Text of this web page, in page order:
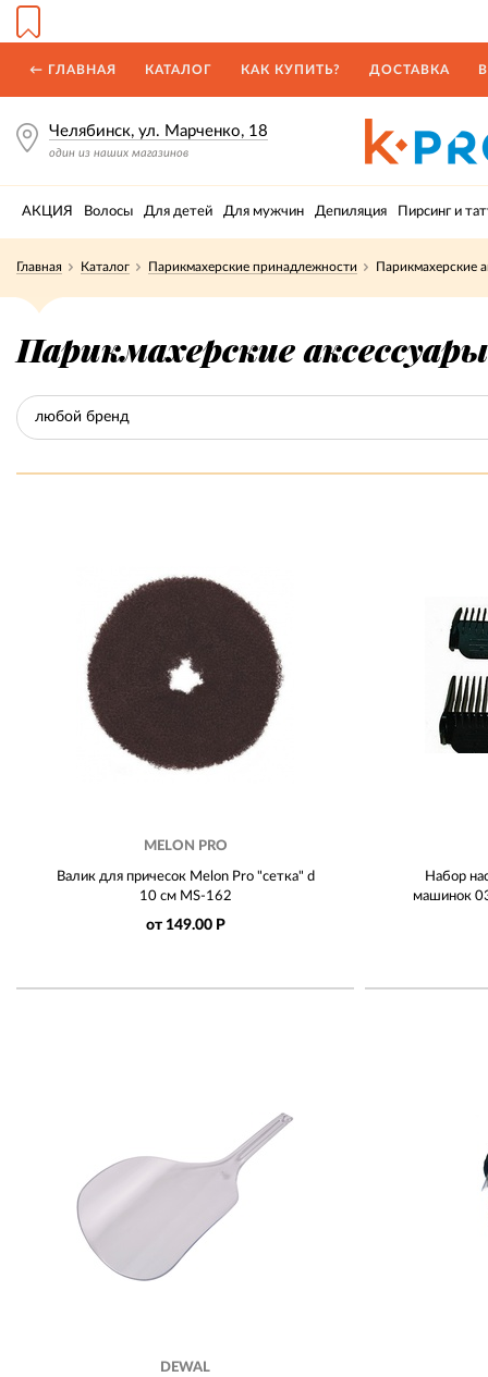
← ГЛАВНАЯ КАТАЛОГ КАК КУПИТЬ? ДОСТАВКА
Челябинск, ул. Марченко, 18
один из наших магазинов
АКЦИЯ Волосы Для детей Для мужчин Депиляция Пирсинг и
Главная Каталог Парикмахерские принадлежности Парикмахерские
Парикмахерские аксессуары
любой бренд
MELON PRO
Валик для причесок Melon Pro "сетка" d
10 см MS-162
от 149.00 Р
Набор
машинок
DEWAL